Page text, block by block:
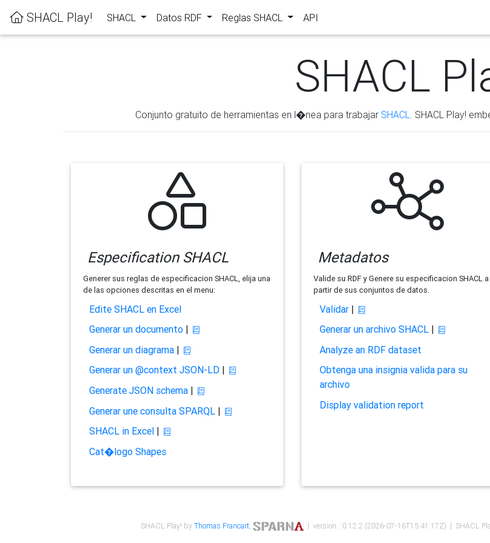
SHACL Play! SHACL Datos RDF Reglas SHACL API
SHACL
Conjunto gratuito de herramientas en l�nea para trabajar SHACL . SHACL Play!
Especification SHACL
Generer sus reglas de especificacion SHACL, elija una
de las opciones descritas en el menu:
Edite SHACL en Excel
Generar un documento|
Generar un diagrama|
Generar un @context JSON-LD|
Generate JSON schema|
Generar une consulta SPARQL|
SHACL in Excel|
Cat�logo Shapes
Metadatos
Valide su RDF y Genere su especificacion SHACL a
partir de sus conjuntos de datos.
Validar|
Generar un archivo SHACL|
Analyze an RDF dataset
Obtenga una insignia valida para su
archivo
Display validation report
SHACL Play! byThomas Francart, | version : 0.12.2 (2026-07-16T15:41:17Z) | SHACL